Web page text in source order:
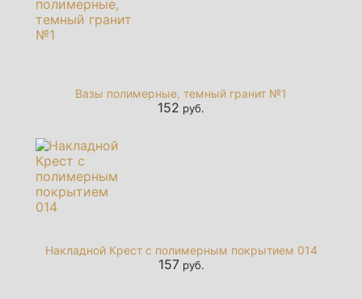
Вазы полимерные, темный гранит №1
152 руб.
Накладной Крест с полимерным покрытием 014
157руб.